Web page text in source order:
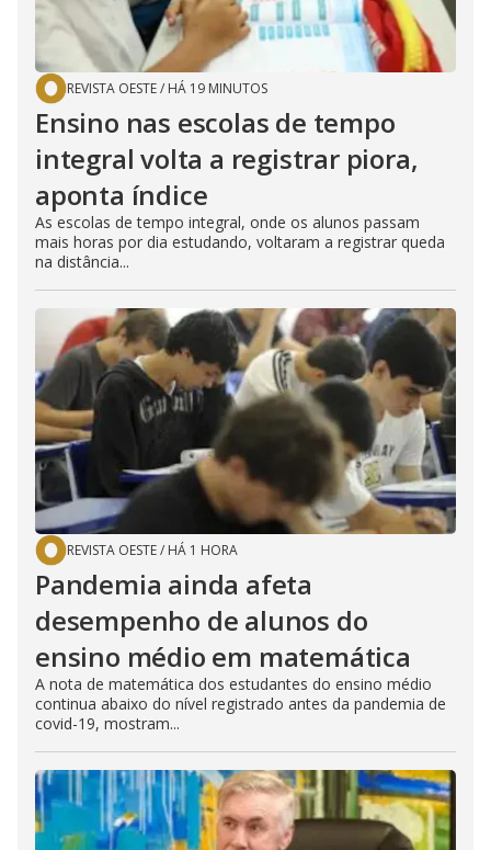
REVISTA OESTE/ HÁ 19 MINUTOS
Ensino nas escolas de tempo
integral volta a registrar piora,
aponta índice
As escolas de tempo integral, onde os alunos passam
mais horas por dia estudando, voltaram a registrar queda
na distância...
REVISTA OESTE/ HÁ 1 HORA
Pandemia ainda afeta
desempenho de alunos do
ensino médio em matemática
A nota de matemática dos estudantes do ensino médio
continua abaixo do nível registrado antes da pandemia de
covid-19, mostram...